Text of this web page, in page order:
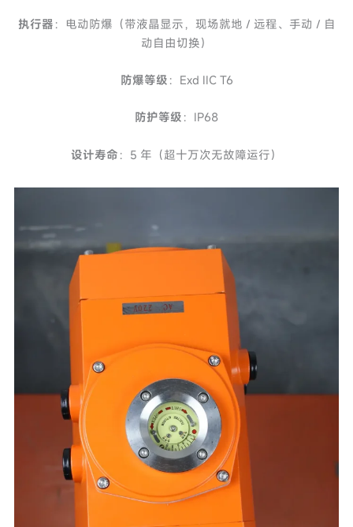
执行器 ：电动防爆（带液晶显示，现场就地 / 远程、手动 / 自
动自由切换）
防爆等级 ：Exd IIC T6
防护等级 ：IP68
设计寿命 ：5 年（超十万次无故障运行）